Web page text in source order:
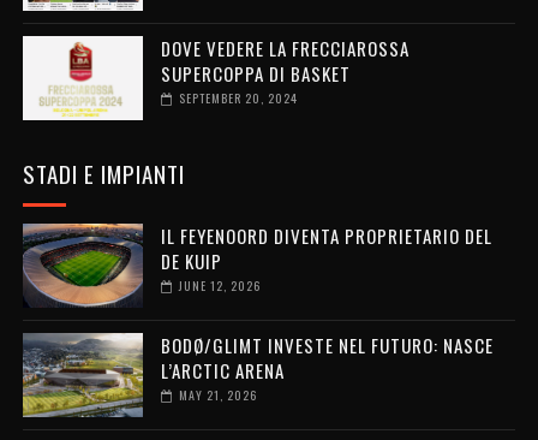
DOVE VEDERE LA FRECCIAROSSA
SUPERCOPPA DI BASKET
SEPTEMBER 20, 2024
STADI E IMPIANTI
IL FEYENOORD DIVENTA PROPRIETARIO DEL
DE KUIP
JUNE 12, 2026
BODØ/GLIMT INVESTE NEL FUTURO: NASCE
L’ARCTIC ARENA
MAY 21, 2026